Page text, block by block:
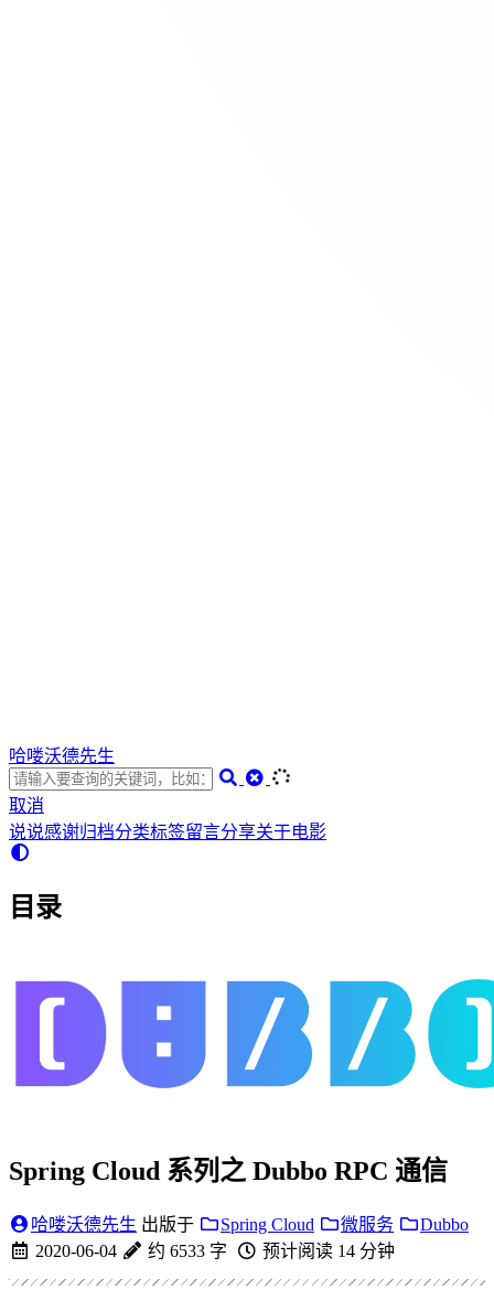
哈喽沃德先生
取消
说说感谢归档分类标签留言分享关于电影
目录
Spring Cloud 系列之 Dubbo RPC 通信
哈喽沃德先生 出版于 Spring Cloud 微服务
Dubbo
2020-06-04
约 6533 字 预计阅读 14 分钟